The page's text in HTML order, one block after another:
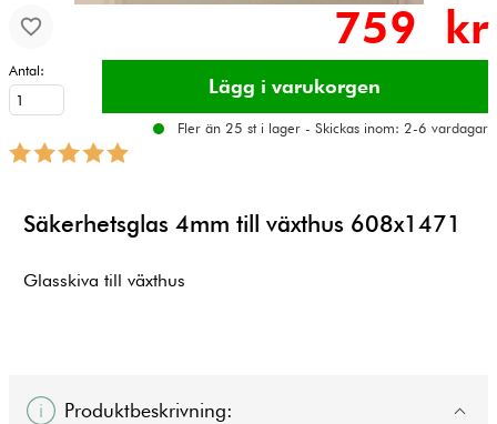
759 kr
Antal:
Fler än 25 st i lager - Skickas inom: 2-6 vardagar
Säkerhetsglas 4mm till växthus 608x1471
Glasskiva till växthus
Produktbeskrivning: